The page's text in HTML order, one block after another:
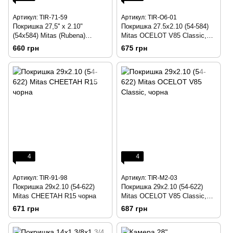
Артикул: TIR-71-59
Покришка 27,5'' x 2.10"
(54x584) Mitas (Rubena)
CHEETAH R15, чорна
660 грн
Артикул: TIR-O6-01
Покришка 27.5x2.10 (54-584)
Mitas OCELOT V85 Classic,
чорна
675 грн
4
Артикул: TIR-91-98
Покришка 29x2.10 (54-622)
Mitas CHEETAH R15 чорна
671 грн
4
Артикул: TIR-M2-03
Покришка 29x2.10 (54-622)
Mitas OCELOT V85 Classic,
чорна
687 грн